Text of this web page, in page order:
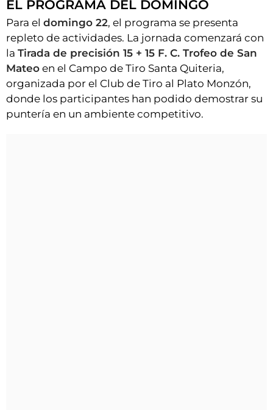
EL PROGRAMA DEL DOMINGO
Para el domingo 22, el programa se presenta
repleto de actividades. La jornada comenzará con
la Tirada de precisión 15 + 15 F. C. Trofeo de San
Mateo en el Campo de Tiro Santa Quiteria,
organizada por el Club de Tiro al Plato Monzón,
donde los participantes han podido demostrar su
puntería en un ambiente competitivo.